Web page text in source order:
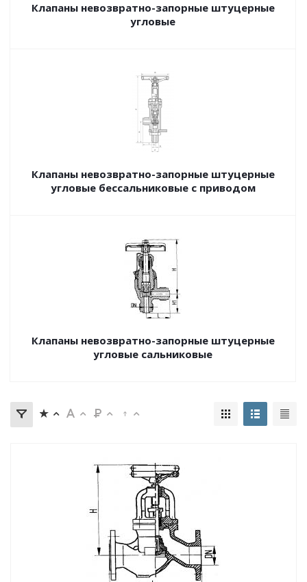
Клапаны невозвратно-запорные штуцерные
угловые
Клапаны невозвратно-запорные штуцерные
угловые бессальниковые с приводом
Клапаны невозвратно-запорные штуцерные
угловые сальниковые